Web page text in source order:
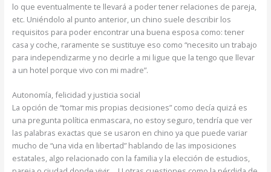
lo que eventualmente te llevará a poder tener relaciones de pareja,
etc. Uniéndolo al punto anterior, un chino suele describir los
requisitos para poder encontrar una buena esposa como: tener
casa y coche, raramente se sustituye eso como “necesito un trabajo
para independizarme y no decirle a mi ligue que la tengo que llevar
a un hotel porque vivo con mi madre”.
Autonomía, felicidad y justicia social
La opción de “tomar mis propias decisiones” como decía quizá es
una pregunta política enmascara, no estoy seguro, tendría que ver
las palabras exactas que se usaron en chino ya que puede variar
mucho de “una vida en libertad” hablando de las imposiciones
estatales, algo relacionado con la familia y la elección de estudios,